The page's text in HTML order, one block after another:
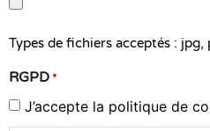
Types de fichiers acceptés :
RGPD *
J’accepte la politique de